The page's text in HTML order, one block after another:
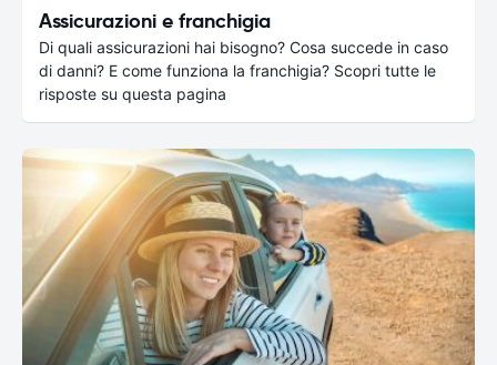
Assicurazioni e franchigia
Di quali assicurazioni hai bisogno? Cosa succede in caso
di danni? E come funziona la franchigia? Scopri tutte le
risposte su questa pagina